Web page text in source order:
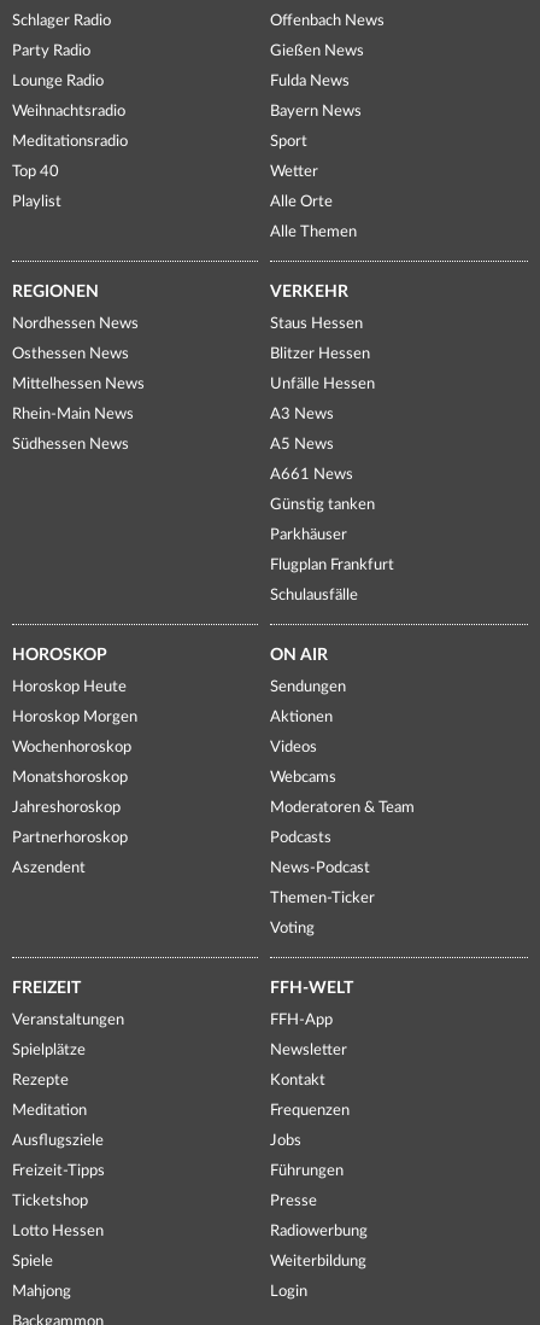
Schlager Radio
Party Radio
Lounge Radio
Weihnachtsradio
Meditationsradio
Top 40
Playlist
Offenbach News
Gießen News
Fulda News
Bayern News
Sport
Wetter
Alle Orte
Alle Themen
REGIONEN
Nordhessen News
Osthessen News
Mittelhessen News
Rhein-Main News
Südhessen News
VERKEHR
Staus Hessen
Blitzer Hessen
Unfälle Hessen
A3 News
A5 News
A661 News
Günstig tanken
Parkhäuser
Flugplan Frankfurt
Schulausfälle
HOROSKOP
Horoskop Heute
Horoskop Morgen
Wochenhoroskop
Monatshoroskop
Jahreshoroskop
Partnerhoroskop
Aszendent
ON AIR
Sendungen
Aktionen
Videos
Webcams
Moderatoren & Team
Podcasts
News-Podcast
Themen-Ticker
Voting
FREIZEIT
Veranstaltungen
Spielplätze
Rezepte
Meditation
Ausflugsziele
Freizeit-Tipps
Ticketshop
Lotto Hessen
Spiele
Mahjong
Backgammon
FFH-WELT
FFH-App
Newsletter
Kontakt
Frequenzen
Jobs
Führungen
Presse
Radiowerbung
Weiterbildung
Login